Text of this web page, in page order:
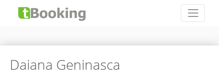
Daiana Geninasca